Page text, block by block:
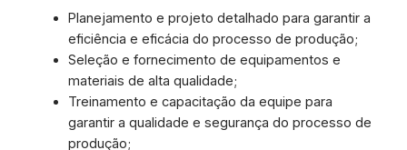
Planejamento e projeto detalhado para garantir a
eficiência e eficácia do processo de produção;
Seleção e fornecimento de equipamentos e
materiais de alta qualidade;
Treinamento e capacitação da equipe para
garantir a qualidade e segurança do processo de
produção;